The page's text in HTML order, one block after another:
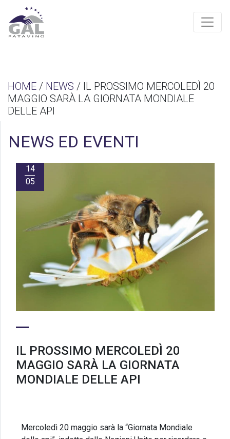
HOME / NEWS / IL PROSSIMO MERCOLEDÌ 20
MAGGIO SARÀ LA GIORNATA MONDIALE
DELLE API
NEWS ED EVENTI
14
05
IL PROSSIMO MERCOLEDÌ 20
MAGGIO SARÀ LA GIORNATA
MONDIALE DELLE API
Mercoledì 20 maggio sarà la “Giornata Mondiale